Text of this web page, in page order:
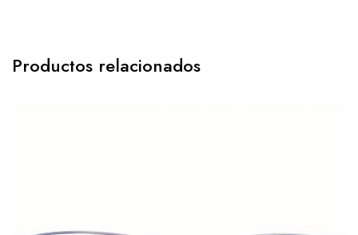
Productos relacionados